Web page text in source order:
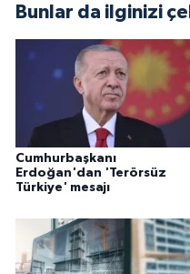
Bunlar da ilginizi
Cumhurbaşkanı
Erdoğan'dan 'Terörsüz
Türkiye' mesajı